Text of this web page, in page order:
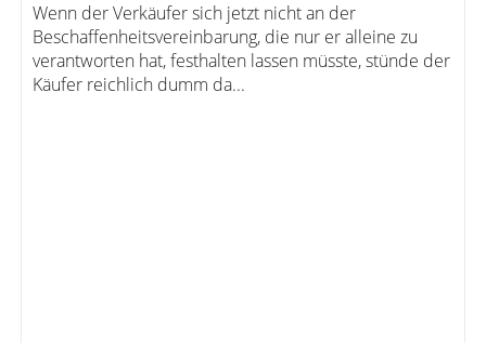
Wenn der Verkäufer sich jetzt nicht an der
Beschaffenheitsvereinbarung, die nur er alleine zu
verantworten hat, festhalten lassen müsste, stünde der
Käufer reichlich dumm da...